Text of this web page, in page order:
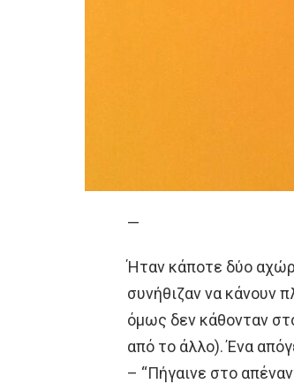
—
Ήταν κάποτε δύο
συνήθιζαν να κάνουν
όμως δεν κάθονταν
από το άλλο). Ένα
– “Πήγαινε στο